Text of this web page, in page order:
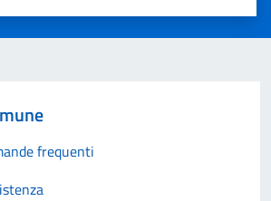
5 stelle su 5
4 stelle su 5
su 5
su 5
5
frequenti